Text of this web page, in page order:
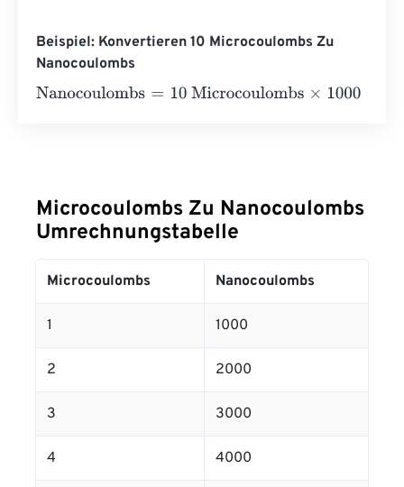
Beispiel: Konvertieren 10 Microcoulombs Zu
Nanocoulombs
Nanocoulombs=10 Microcoulombs×1000= 10000
Microcoulombs Zu Nanocoulombs
Umrechnungstabelle
Microcoulombs Nanocoulombs
1 1000
2 2000
3 3000
4 4000